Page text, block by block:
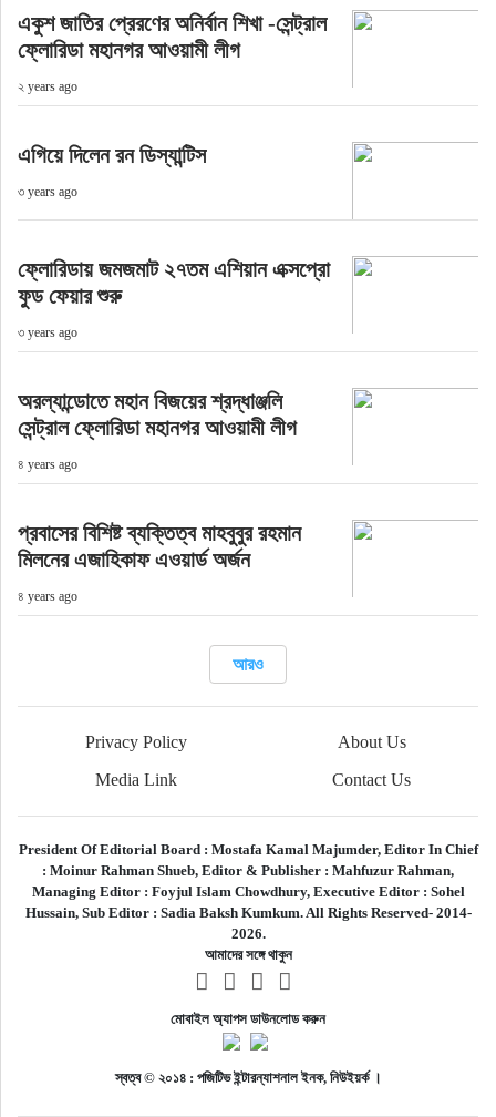
একুশ জাতির প্রেরণের অনির্বান শিখা -সেন্ট্রাল
ফ্লোরিডা মহানগর আওয়ামী লীগ
২ years ago
এগিয়ে দিলেন রন ডিস্যান্টিস
৩ years ago
ফ্লোরিডায় জমজমাট ২৭তম এশিয়ান এক্সপ্রো
ফুড ফেয়ার শুরু
৩ years ago
অরল্যান্ডোতে মহান বিজয়ের শ্রদ্ধাঞ্জলি
সেন্ট্রাল ফ্লোরিডা মহানগর আওয়ামী লীগ
৪ years ago
প্রবাসের বিশিষ্ট ব্যক্তিত্ব মাহবুবুর রহমান
মিলনের এজাহিকাফ এওয়ার্ড অর্জন
৪ years ago
আরও
Privacy Policy
About Us
Media Link
Contact Us
President Of Editorial Board : Mostafa Kamal Majumder, Editor In Chief
: Moinur Rahman Shueb, Editor & Publisher : Mahfuzur Rahman,
Managing Editor : Foyjul Islam Chowdhury, Executive Editor : Sohel
Hussain, Sub Editor : Sadia Baksh Kumkum. All Rights Reserved- 2014-
2026.
আমাদের সঙ্গে থাকুন
মোবাইল অ্যাপস ডাউনলোড করুন
স্বত্ব © ২০১৪ : পজিটিভ ইন্টারন্যাশনাল ইনক, নিউইয়র্ক ।